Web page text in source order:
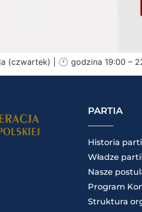
(czwartek) | 🕐 godzina 19:00 –
PARTIA
Historia
Władze
Nasze
Program
Struktura